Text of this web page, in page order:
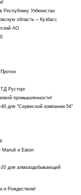
Узбекистан
область – Кузбасс
АО
Русторг
промышленности!
для "Сервисной компании-54"
Manuli и Eaton
для алмазодобывающей
и Рождеством!